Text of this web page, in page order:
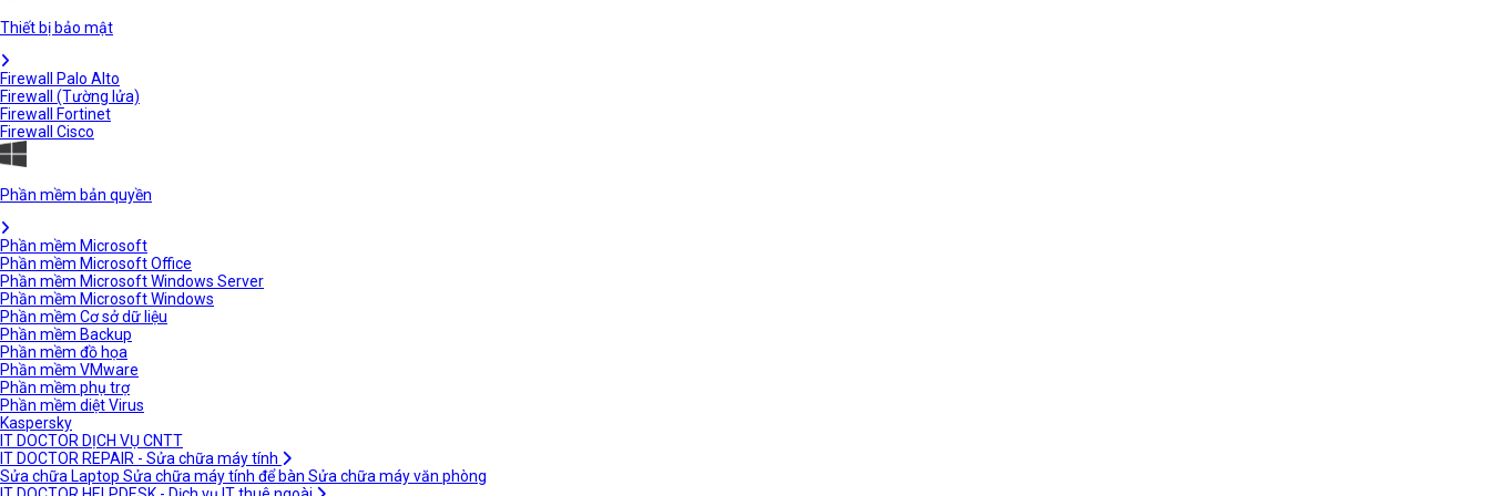
Thiết bị bảo mật
Firewall Palo Alto
Firewall (Tường lửa)
Firewall Fortinet
Firewall Cisco
Phần mềm bản quyền
Phần mềm Microsoft
Phần mềm Microsoft Office
Phần mềm Microsoft Windows Server
Phần mềm Microsoft Windows
Phần mềm Cơ sở dữ liệu
Phần mềm Backup
Phần mềm đồ họa
Phần mềm VMware
Phần mềm phụ trợ
Phần mềm diệt Virus
Kaspersky
IT DOCTOR DỊCH VỤ CNTT
IT DOCTOR REPAIR - Sửa chữa máy tính
Sửa chữa Laptop Sửa chữa máy tính để bàn Sửa chữa máy văn phòng